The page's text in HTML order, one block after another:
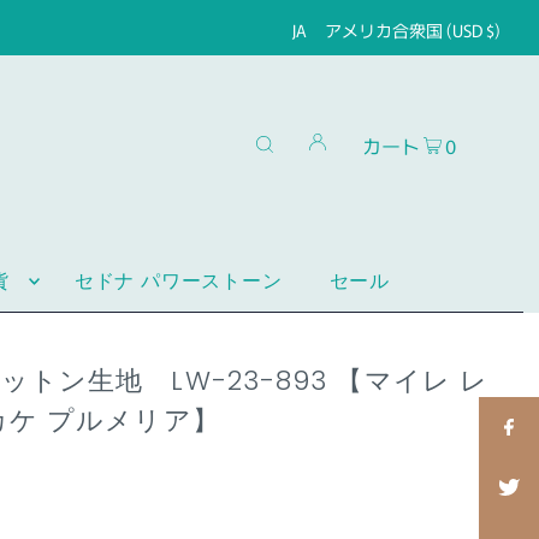
JA アメリカ合衆国 (USD $)
セドナ パワーストーン セール
カート 0
トン生地 LW-23-893 【マイレ レ
プルメリア】